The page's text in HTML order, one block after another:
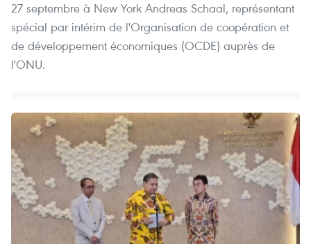
27 septembre à New York Andreas Schaal, représentant
spécial par intérim de l'Organisation de coopération et
de développement économiques (OCDE) auprès de
l'ONU.